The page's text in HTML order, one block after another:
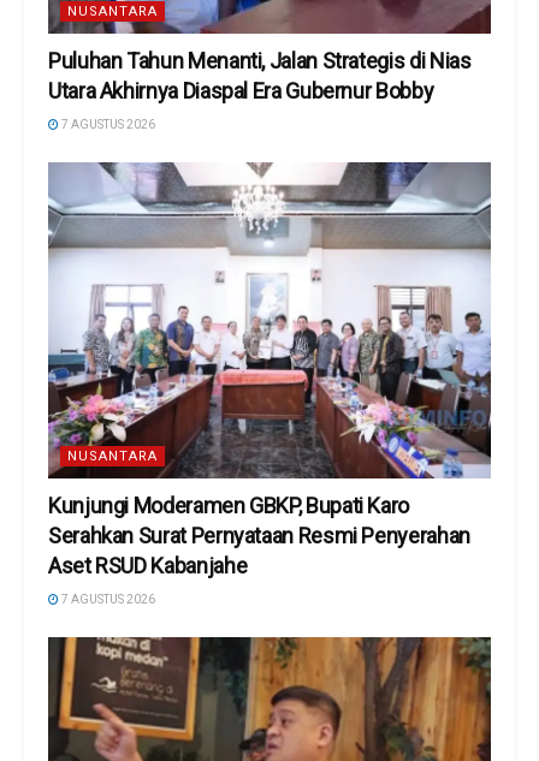
NUSANTARA
Puluhan Tahun Menanti, Jalan Strategis di Nias
Utara Akhirnya Diaspal Era Gubernur Bobby
7 AGUSTUS 2026
NUSANTARA
Kunjungi Moderamen GBKP, Bupati Karo
Serahkan Surat Pernyataan Resmi Penyerahan
Aset RSUD Kabanjahe
7 AGUSTUS 2026